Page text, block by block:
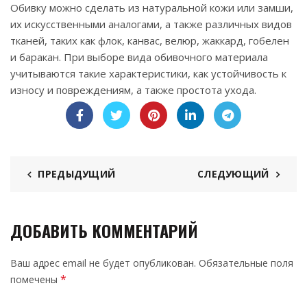
Обивку можно сделать из натуральной кожи или замши,
их искусственными аналогами, а также различных видов
тканей, таких как флок, канвас, велюр, жаккард, гобелен
и баракан. При выборе вида обивочного материала
учитываются такие характеристики, как устойчивость к
износу и повреждениям, а также простота ухода.
ПРЕДЫДУЩИЙ СЛЕДУЮЩИЙ
ДОБАВИТЬ КОММЕНТАРИЙ
Ваш адрес email не будет опубликован. Обязательные поля
помечены *